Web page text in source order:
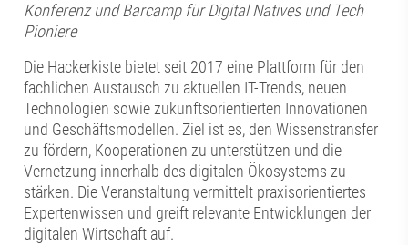
Konferenz und Barcamp für Digital Natives und Tech
Pioniere
Die Hackerkiste bietet seit 2017 eine Plattform für den
fachlichen Austausch zu aktuellen IT-Trends, neuen
Technologien sowie zukunftsorientierten Innovationen
und Geschäftsmodellen. Ziel ist es, den Wissenstransfer
zu fördern, Kooperationen zu unterstützen und die
Vernetzung innerhalb des digitalen Ökosystems zu
stärken. Die Veranstaltung vermittelt praxisorientiertes
Expertenwissen und greift relevante Entwicklungen der
digitalen Wirtschaft auf.